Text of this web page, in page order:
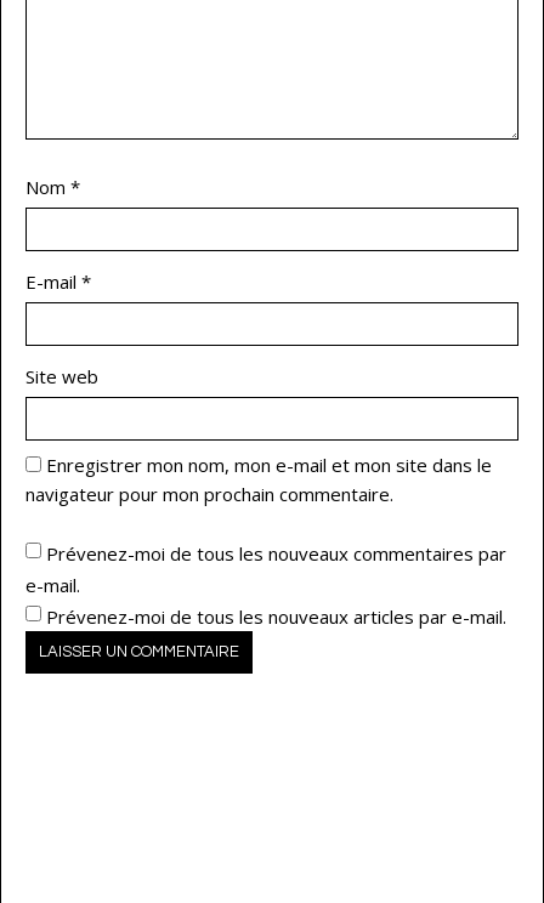
Nom *
E-mail *
Site web
Enregistrer mon nom, mon e-mail et mon site dans le
navigateur pour mon prochain commentaire.
Prévenez-moi de tous les nouveaux commentaires par
e-mail.
Prévenez-moi de tous les nouveaux articles par e-mail.